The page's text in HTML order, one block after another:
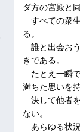
ダ方の宮殿と
すべての衆
る。
誰と出会お
きである。
たとえ一瞬
満ちた思いを
決して他者
ない。
あらゆる状